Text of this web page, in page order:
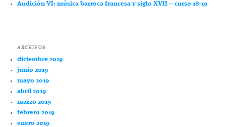
Audición VI: música barroca francesa y siglo XVII – curso 18-19
ARCHIVOS
diciembre 2019
junio 2019
mayo 2019
abril 2019
marzo 2019
febrero 2019
enero 2019